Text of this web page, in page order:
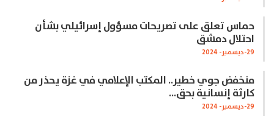
حماس تعلق على تصريحات مسؤول إسرائيلي بشأن
احتلال دمشق
29-ديسمبر- 2024
منخفض جوي خطير.. المكتب الإعلامي في غزة يحذر من
كارثة إنسانية بحق…
29-ديسمبر- 2024